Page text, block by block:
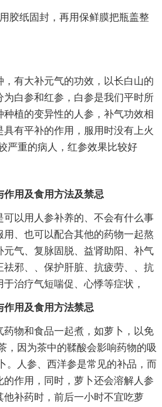
胶纸固封，再用保鲜膜把瓶盖整
，有大补元气的功效，以长白山的
为白参和红参，白参是我们平时所
植的变异性的人参，补气功效相
有平补的作用，服用时没有上火
严重的病人，红参效果比较好
作用及食用方法及禁忌
可以用人参补养的、不会有什么事
用、也可以配合其他的药物一起熬
气、复脉固脱、益肾助阳、补气
邪、、保护肝脏、抗疲劳、、抗
治疗气短喘促、心悸等症状，
作用及食用方法禁忌
药物和食品一起煮，如萝卜，以免
，因为茶中的鞣酸会影响药物的吸
。人参、西洋参是常见的补品，而
作用，同时，萝卜还会溶解人参
他补药时，前后一小时不宜吃萝